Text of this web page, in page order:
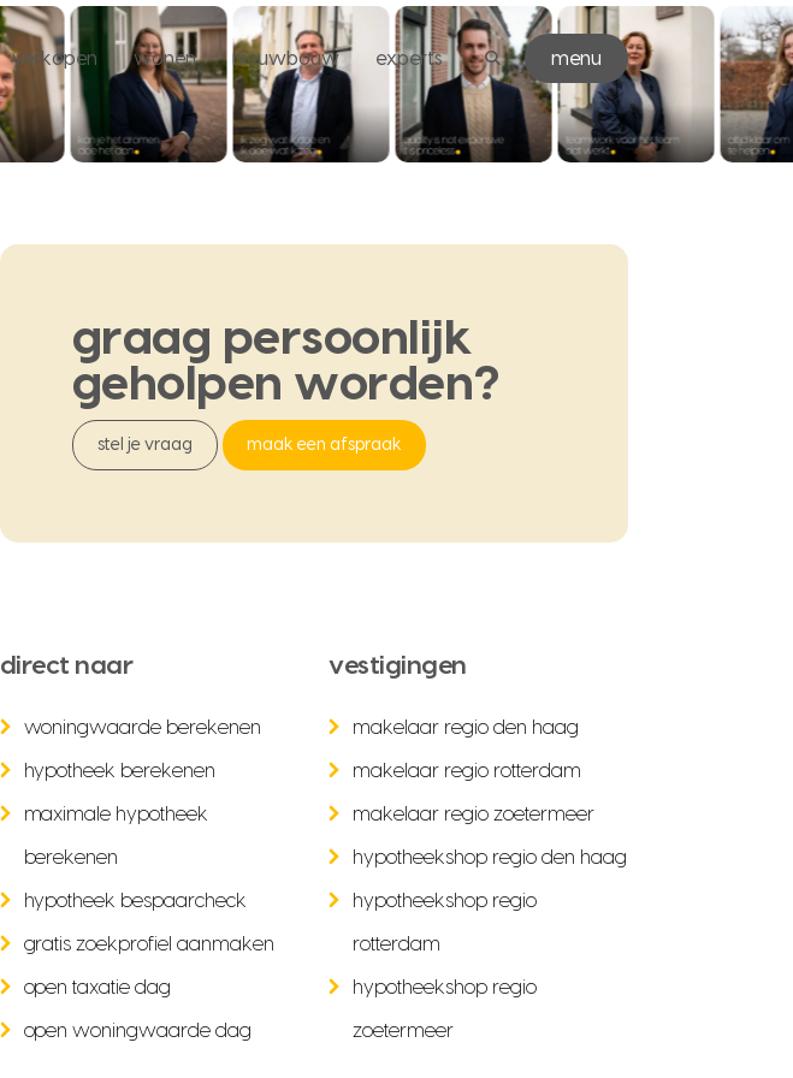
verkopen wonen nieuwbouw experts menu
graag persoonlijk
geholpen worden?
stel je vraag maak een afspraak
direct naar
woningwaarde berekenen
hypotheek berekenen
maximale hypotheek
berekenen
hypotheek bespaarcheck
gratis zoekprofiel aanmaken
open taxatie dag
open woningwaarde dag
vestigingen
makelaar regio den haag
makelaar regio rotterdam
makelaar regio zoetermeer
hypotheekshop regio den haag
hypotheekshop regio
rotterdam
hypotheekshop regio
zoetermeer